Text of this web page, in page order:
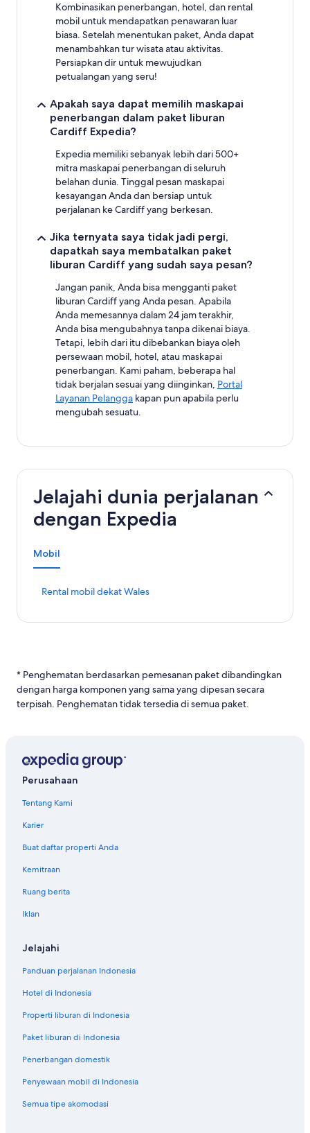
Kombinasikan penerbangan, hotel, dan rental
mobil untuk mendapatkan penawaran luar
biasa. Setelah menentukan paket, Anda dapat
menambahkan tur wisata atau aktivitas.
Persiapkan dir untuk mewujudkan
petualangan yang seru!
Apakah saya dapat memilih maskapai
penerbangan dalam paket liburan
Cardiff Expedia?
Expedia memiliki sebanyak lebih dari 500+
mitra maskapai penerbangan di seluruh
belahan dunia. Tinggal pesan maskapai
kesayangan Anda dan bersiap untuk
perjalanan ke Cardiff yang berkesan.
Jika ternyata saya tidak jadi pergi,
dapatkah saya membatalkan paket
liburan Cardiff yang sudah saya pesan?
Jangan panik, Anda bisa mengganti paket
liburan Cardiff yang Anda pesan. Apabila
Anda memesannya dalam 24 jam terakhir,
Anda bisa mengubahnya tanpa dikenai biaya.
Tetapi, lebih dari itu dibebankan biaya oleh
persewaan mobil, hotel, atau maskapai
penerbangan. Kami paham, beberapa hal
tidak berjalan sesuai yang diinginkan, Portal
Layanan Pelangga kapan pun apabila perlu
mengubah sesuatu.
Jelajahi dunia perjalanan
dengan Expedia
Mobil
Rental mobil dekat Wales
T
t
a
n
n
t
k
e
t
a
m
d
k
a
W
l
s
* Penghematan berdasarkan pemesanan paket dibandingkan
dengan harga komponen yang sama yang dipesan secara
terpisah. Penghematan tidak tersedia di semua paket.
Perusahaan
Tentang Kami
Karier
Buat daftar properti Anda
Kemitraan
Ruang berita
Iklan
Jelajahi
Panduan perjalanan Indonesia
Hotel di Indonesia
Properti liburan di Indonesia
Paket liburan di Indonesia
Penerbangan domestik
Penyewaan mobil di Indonesia
Semua tipe akomodasi